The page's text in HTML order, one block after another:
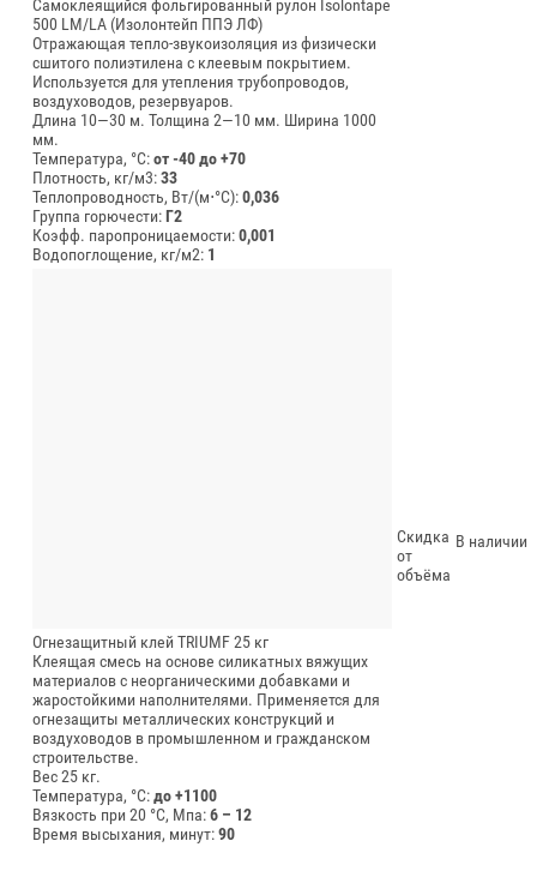
Самоклеящийся фольгированный рулон Isolontape
500 LM/LA (Изолонтейп ППЭ ЛФ)
Отражающая тепло-звукоизоляция из физически
сшитого полиэтилена с клеевым покрытием.
Используется для утепления трубопроводов,
воздуховодов, резервуаров.
Длина 10—30 м. Толщина 2—10 мм. Ширина 1000
мм.
Температура, °C:от -40 до +70
Плотность, кг/м3:33
Теплопроводность, Вт/(м⋅°С):0,036
Группа горючести:Г2
Коэфф. паропроницаемости:0,001
Водопоглощение, кг/м2: 1
Огнезащитный клей TRIUMF 25 кг
Клеящая смесь на основе силикатных вяжущих
материалов с неорганическими добавками и
жаростойкими наполнителями. Применяется для
огнезащиты металлических конструкций и
воздуховодов в промышленном и гражданском
строительстве.
Вес 25 кг.
Температура, °C:до +1100
Вязкость при 20 °C, Мпа:6 – 12
Время высыхания, минут:90
Скидка
от
объёма
В наличии